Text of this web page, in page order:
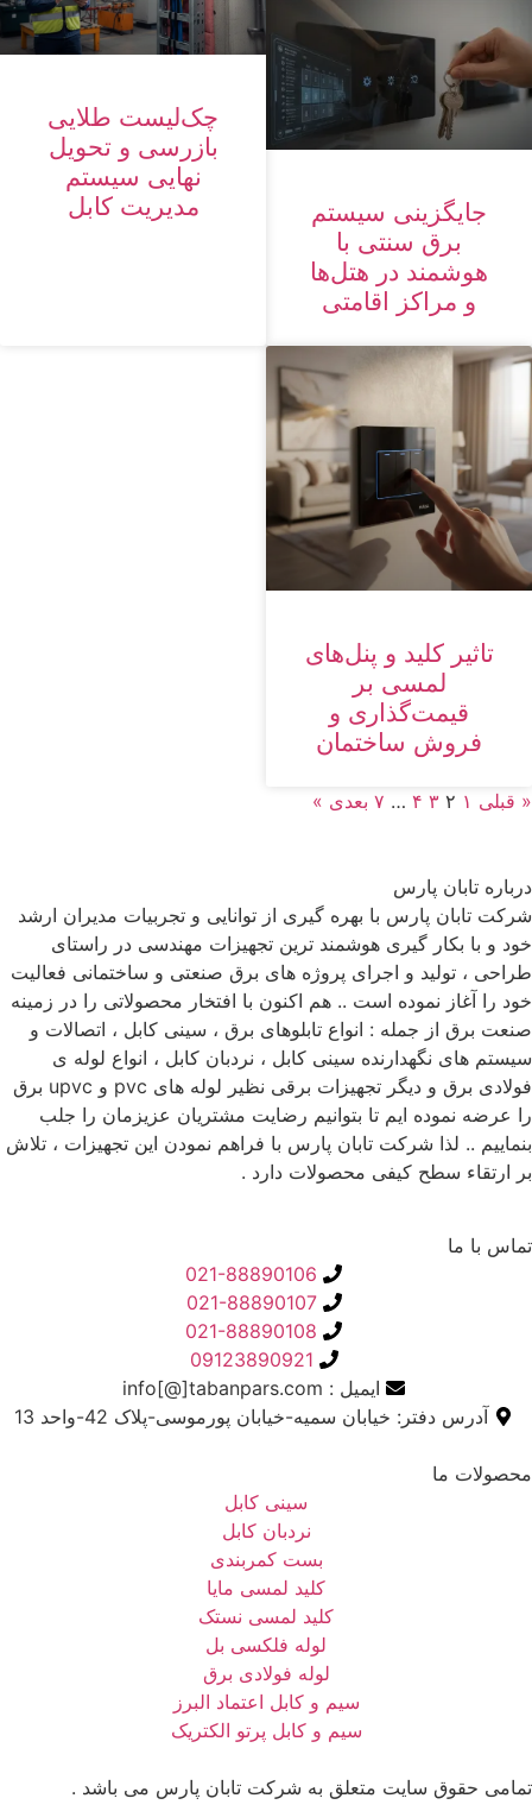
جایگزینی سیستم
برق سنتی با
هوشمند در هتل‌ها
و مراکز اقامتی
چک‌لیست طلایی
بازرسی و تحویل
نهایی سیستم
مدیریت کابل
تاثیر کلید و پنل‌های
لمسی بر
قیمت‌گذاری و
فروش ساختمان‌
« قبلی ۱ ۲ ۳ ۴ … ۷ بعدی »
درباره تابان پارس
شرکت تابان پارس با بهره گیری از توانایی و تجربیات مدیران ارشد
خود و با بکار گیری هوشمند ترین تجهیزات مهندسی در راستای
طراحی ، تولید و اجرای پروژه های برق صنعتی و ساختمانی فعالیت
خود را آغاز نموده است .. هم اکنون با افتخار محصولاتی را در زمینه
صنعت برق از جمله : انواع تابلوهای برق ، سینی کابل ، اتصالات و
سیستم های نگهدارنده سینی کابل ، نردبان کابل ، انواع لوله ی
فولادی برق و دیگر تجهیزات برقی نظیر لوله های pvc و upvc برق
را عرضه نموده ایم تا بتوانیم رضایت مشتریان عزیزمان را جلب
بنماییم .. لذا شرکت تابان پارس با فراهم نمودن این تجهیزات ، تلاش
بر ارتقاء سطح کیفی محصولات دارد .
تماس با ما
021-88890106
021-88890107
021-88890108
09123890921
ایمیل : info[@]tabanpars.com
آدرس دفتر: خیابان سمیه-خیابان پورموسی-پلاک 42-واحد 13
محصولات ما
سینی کابل
نردبان کابل
بست کمربندی
کلید لمسی مایا
کلید لمسی نستک
لوله فلکسی بل
لوله فولادی برق
سیم و کابل اعتماد البرز
سیم و کابل پرتو الکتریک
تمامی حقوق سایت متعلق به شرکت تابان پارس می باشد .